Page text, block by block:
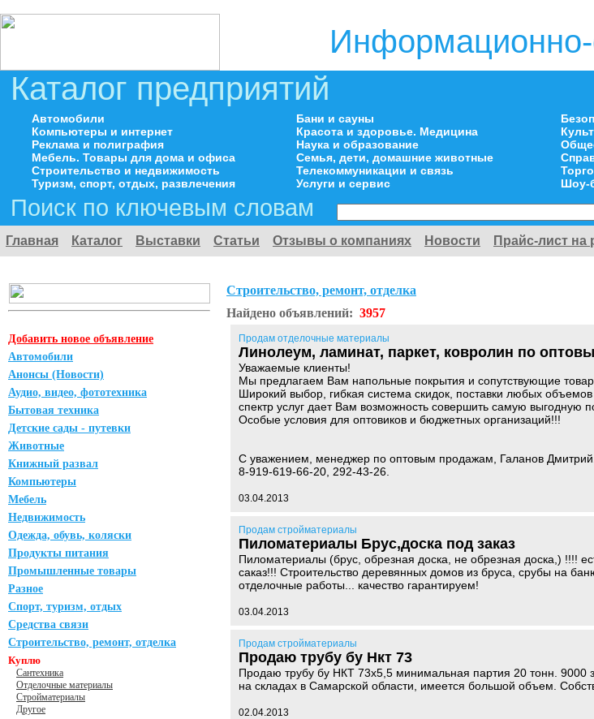
Каталог предприятий
Автомобили
Компьютеры и интернет
Реклама и полиграфия
Мебель. Товары для дома и офиса
Строительство и недвижимость
Туризм, спорт, отдых, развлечения
Бани и сауны
Красота и здоровье. Медицина
Наука и образование
Семья, дети, домашние животные
Телекоммуникации и связь
Услуги и сервис
Шоу-
Поиск по ключевым словам
Главная Каталог Выставки Статьи Отзывы о компаниях Новости Прайс-лист на
Добавить новое объявление
Автомобили
Анонсы (Новости)
Аудио, видео, фототехника
Бытовая техника
Детские сады - путевки
Животные
Книжный развал
Компьютеры
Мебель
Недвижимость
Одежда, обувь, коляски
Продукты питания
Промышленные товары
Разное
Спорт, туризм, отдых
Средства связи
Строительство, ремонт, отделка
Куплю
Сантехника
Отделочные материалы
Стройматериалы
Другое
Строительство, ремонт, отделка
Найдено объявлений: 3957
Продам отделочные материалы
Линолеум, ламинат, паркет, ковролин по
Уважаемые клиенты!
Мы предлагаем Вам напольные покрытия и сопутствующие
Широкий выбор, гибкая система скидок, поставки любых
спектр услуг дает Вам возможность совершить самую выгодную
Особые условия для оптовиков и бюджетных организаций!!!
С уважением, менеджер по оптовым продажам, Галанов Дмитрий.
8-919-619-66-20, 292-43-26.
03.04.2013
Продам стройматериалы
Пиломатериалы Брус,доска под заказ
Пиломатериалы (брус, обрезная доска, не обрезная доска,) !!!!
саказ!!! Строительство деревянных домов из бруса, срубы на
отделочные работы... качество гарантируем!
03.04.2013
Продам стройматериалы
Продаю трубу бу Нкт 73
Продаю трубу бу НКТ 73х5,5 минимальная партия 20 тонн. 9000
на складах в Самарской области, имеется большой объем.
02.04.2013